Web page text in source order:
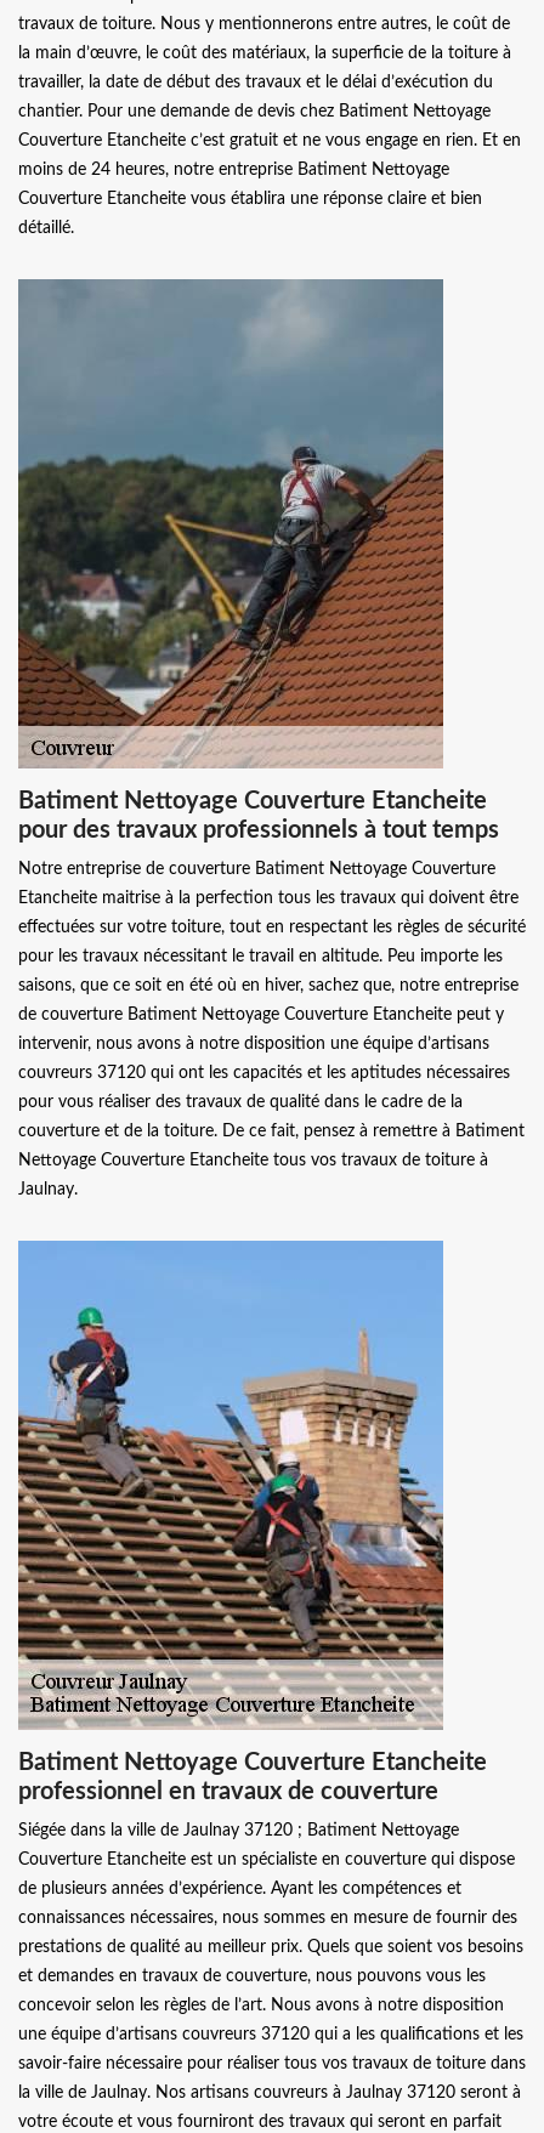
travaux de toiture. Nous y mentionnerons entre autres, le coût de
la main d’œuvre, le coût des matériaux, la superficie de la toiture à
travailler, la date de début des travaux et le délai d’exécution du
chantier. Pour une demande de devis chez Batiment Nettoyage
Couverture Etancheite c’est gratuit et ne vous engage en rien. Et en
moins de 24 heures, notre entreprise Batiment Nettoyage
Couverture Etancheite vous établira une réponse claire et bien
détaillé.
Batiment Nettoyage Couverture Etancheite
pour des travaux professionnels à tout temps
Notre entreprise de couverture Batiment Nettoyage Couverture
Etancheite maitrise à la perfection tous les travaux qui doivent être
effectuées sur votre toiture, tout en respectant les règles de sécurité
pour les travaux nécessitant le travail en altitude. Peu importe les
saisons, que ce soit en été où en hiver, sachez que, notre entreprise
de couverture Batiment Nettoyage Couverture Etancheite peut y
intervenir, nous avons à notre disposition une équipe d’artisans
couvreurs 37120 qui ont les capacités et les aptitudes nécessaires
pour vous réaliser des travaux de qualité dans le cadre de la
couverture et de la toiture. De ce fait, pensez à remettre à Batiment
Nettoyage Couverture Etancheite tous vos travaux de toiture à
Jaulnay.
Batiment Nettoyage Couverture Etancheite
professionnel en travaux de couverture
Siégée dans la ville de Jaulnay 37120 ; Batiment Nettoyage
Couverture Etancheite est un spécialiste en couverture qui dispose
de plusieurs années d’expérience. Ayant les compétences et
connaissances nécessaires, nous sommes en mesure de fournir des
prestations de qualité au meilleur prix. Quels que soient vos besoins
et demandes en travaux de couverture, nous pouvons vous les
concevoir selon les règles de l’art. Nous avons à notre disposition
une équipe d’artisans couvreurs 37120 qui a les qualifications et les
savoir-faire nécessaire pour réaliser tous vos travaux de toiture dans
la ville de Jaulnay. Nos artisans couvreurs à Jaulnay 37120 seront à
votre écoute et vous fourniront des travaux qui seront en parfait